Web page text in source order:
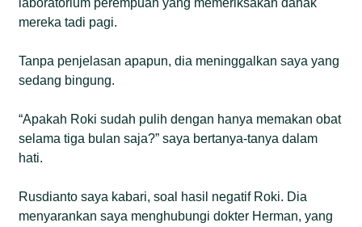
mereka tadi pagi.
Tanpa penjelasan apapun, dia meninggalkan saya yang
sedang bingung.
“Apakah Roki sudah pulih dengan hanya memakan obat
selama tiga bulan saja?” saya bertanya-tanya dalam
hati.
Rusdianto saya kabari, soal hasil negatif Roki. Dia
menyarankan saya menghubungi dokter Herman, yang